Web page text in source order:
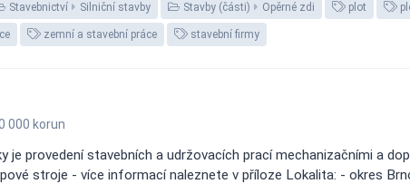
Stavebnictví Silniční stavby Stavby (části) Opěrné zdi plot
zemní a stavební práce stavební firmy
000 korun
je provedení stavebních a udržovacích prací mechanizačními a
stroje - více informací naleznete v příloze Lokalita: - okres